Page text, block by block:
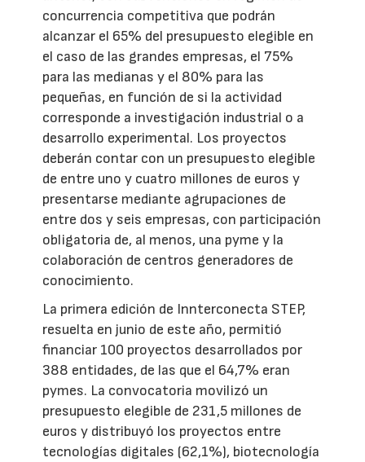
concurrencia competitiva que podrán
alcanzar el 65% del presupuesto elegible en
el caso de las grandes empresas, el 75%
para las medianas y el 80% para las
pequeñas, en función de si la actividad
corresponde a investigación industrial o a
desarrollo experimental. Los proyectos
deberán contar con un presupuesto elegible
de entre uno y cuatro millones de euros y
presentarse mediante agrupaciones de
entre dos y seis empresas, con participación
obligatoria de, al menos, una pyme y la
colaboración de centros generadores de
conocimiento.
La primera edición de Innterconecta STEP,
resuelta en junio de este año, permitió
financiar 100 proyectos desarrollados por
388 entidades, de las que el 64,7% eran
pymes. La convocatoria movilizó un
presupuesto elegible de 231,5 millones de
euros y distribuyó los proyectos entre
tecnologías digitales (62,1%), biotecnología